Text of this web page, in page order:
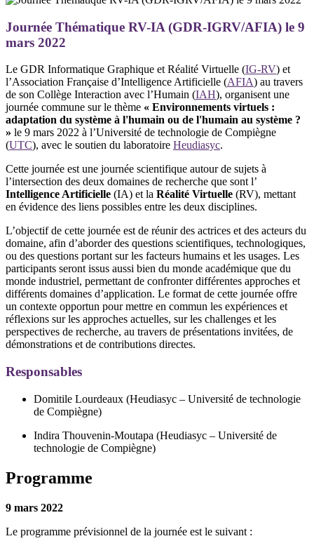
Journée Thématique RV-IA (GDR-IGRV/AFIA) le 9
mars 2022
Le GDR Informatique Graphique et Réalité Virtuelle (IG-RV) et
l’Association Française d’Intelligence Artificielle (AFIA) au travers
de son Collège Interaction avec l’Humain (IAH), organisent une
journée commune sur le thème « Environnements virtuels :
adaptation du système à l'humain ou de l'humain au système ?
» le 9 mars 2022 à l’Université de technologie de Compiègne
(UTC), avec le soutien du laboratoire Heudiasyc.
Cette journée est une journée scientifique autour de sujets à
l’intersection des deux domaines de recherche que sont l’
Intelligence Artificielle (IA) et la Réalité Virtuelle (RV), mettant
en évidence des liens possibles entre les deux disciplines.
L’objectif de cette journée est de réunir des actrices et des acteurs du
domaine, afin d’aborder des questions scientifiques, technologiques,
ou des questions portant sur les facteurs humains et les usages. Les
participants seront issus aussi bien du monde académique que du
monde industriel, permettant de confronter différentes approches et
différents domaines d’application. Le format de cette journée offre
un contexte opportun pour mettre en commun les expériences et
réflexions sur les approches actuelles, sur les challenges et les
perspectives de recherche, au travers de présentations invitées, de
démonstrations et de contributions directes.
Responsables
Domitile Lourdeaux (Heudiasyc – Université de technologie
de Compiègne)
Indira Thouvenin-Moutapa (Heudiasyc – Université de
technologie de Compiègne)
Programme
9 mars 2022
Le programme prévisionnel de la journée est le suivant :